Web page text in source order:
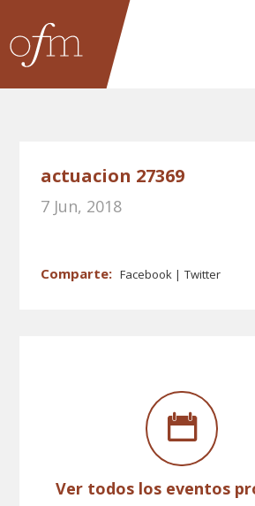
actuacion 27369
7 Jun, 2018
Facebook Twitter
Ver todos los eventos